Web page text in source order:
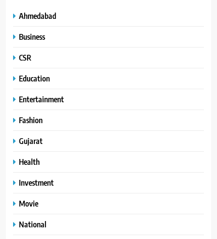
Ahmedabad
Business
CSR
Education
Entertainment
Fashion
Gujarat
Health
Investment
Movie
National